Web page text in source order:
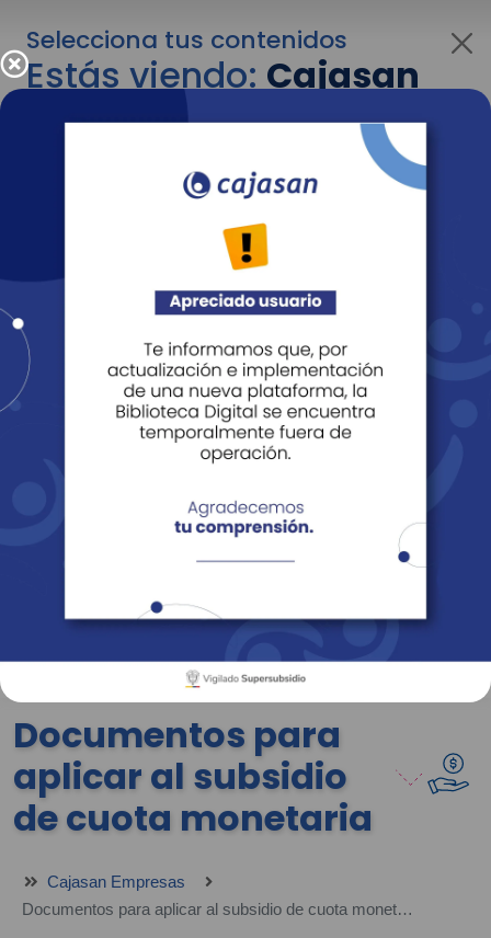
Selecciona tus contenidos
Estás viendo:Cajasan
para empresas
Para cambiar al contenido de tu interés más
adelante recuerda utilizar el menú
Entendido
Revista Fácil Vivir
Sedes Directorio Servicios En Línea
Documentos para
aplicar al subsidio
de cuota monetaria
Cajasan Empresas
Documentos para aplicar al subsidio de cuota monetaria